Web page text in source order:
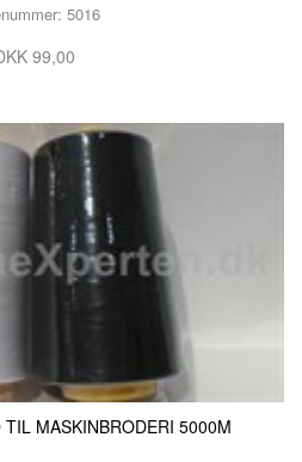
5016
99,00
MASKINBRODERI 5000M